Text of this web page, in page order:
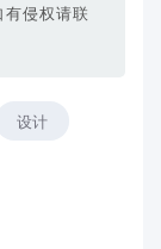
侵权请联
设计